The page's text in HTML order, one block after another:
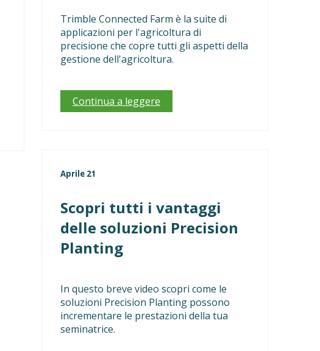
Trimble Connected Farm è la suite di
applicazioni per l'agricoltura di
precisione che copre tutti gli aspetti della
gestione dell'agricoltura.
Continua a leggere
Aprile 21
Scopri tutti i vantaggi
delle soluzioni Precision
Planting
In questo breve video scopri come le
soluzioni Precision Planting possono
incrementare le prestazioni della tua
seminatrice.